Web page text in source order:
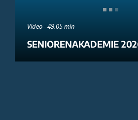
Video - 49:05 min
SENIORENAKADEMIE